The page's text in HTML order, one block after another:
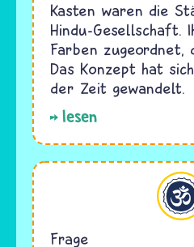
Kasten waren die
Hindu-Gesellschaft.
Farben zugeordnet,
Das Konzept hat
der Zeit gewandelt.
lesen
Hinduismus
Frage